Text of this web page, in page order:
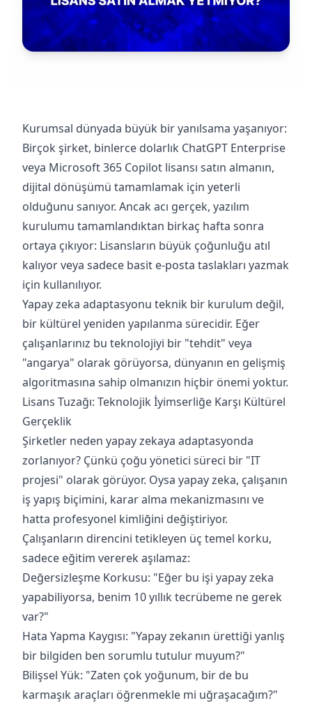
Kurumsal dünyada büyük bir yanılsama yaşanıyor:
Birçok şirket, binlerce dolarlık ChatGPT Enterprise
veya Microsoft 365 Copilot lisansı satın almanın,
dijital dönüşümü tamamlamak için yeterli
olduğunu sanıyor. Ancak acı gerçek, yazılım
kurulumu tamamlandıktan birkaç hafta sonra
ortaya çıkıyor: Lisansların büyük çoğunluğu atıl
kalıyor veya sadece basit e-posta taslakları yazmak
için kullanılıyor.
Yapay zeka adaptasyonu teknik bir kurulum değil,
bir kültürel yeniden yapılanma sürecidir. Eğer
çalışanlarınız bu teknolojiyi bir "tehdit" veya
"angarya" olarak görüyorsa, dünyanın en gelişmiş
algoritmasına sahip olmanızın hiçbir önemi yoktur.
Lisans Tuzağı: Teknolojik İyimserliğe Karşı Kültürel
Gerçeklik
Şirketler neden yapay zekaya adaptasyonda
zorlanıyor? Çünkü çoğu yönetici süreci bir "IT
projesi" olarak görüyor. Oysa yapay zeka, çalışanın
iş yapış biçimini, karar alma mekanizmasını ve
hatta profesyonel kimliğini değiştiriyor.
Çalışanların direncini tetikleyen üç temel korku,
sadece eğitim vererek aşılamaz:
Değersizleşme Korkusu: "Eğer bu işi yapay zeka
yapabiliyorsa, benim 10 yıllık tecrübeme ne gerek
var?"
Hata Yapma Kaygısı: "Yapay zekanın ürettiği yanlış
bir bilgiden ben sorumlu tutulur muyum?"
Bilişsel Yük: "Zaten çok yoğunum, bir de bu
karmaşık araçları öğrenmekle mi uğraşacağım?"